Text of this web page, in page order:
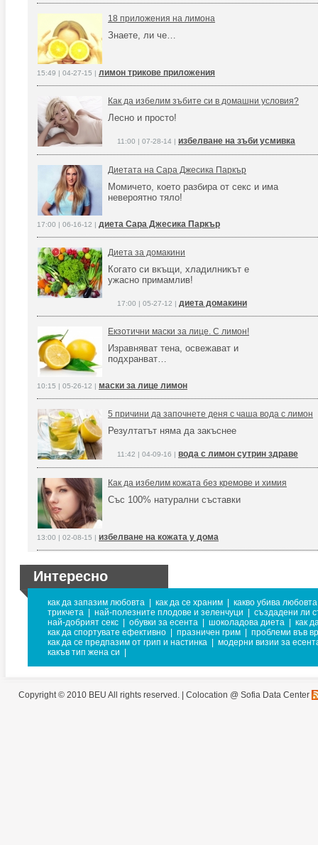
18 приложения на лимона
Знаете, ли че…
15:49 | 04-27-15 | лимон трикове приложения
Как да избелим зъбите си в домашни условия?
Лесно и просто!
11:00 | 07-28-14 | избелване на зъби усмивка
Диетата на Сара Джесика Паркър
Момичето, което разбира от секс и има
невероятно тяло!
17:00 | 06-16-12 | диета Сара Джесика Паркър
Диета за домакини
Когато си вкъщи, хладилникът е
ужасно примамлив!
17:00 | 05-27-12 | диета домакини
Екзотични маски за лице. С лимон!
Изравняват тена, освежават и
подхранват…
10:15 | 05-26-12 | маски за лице лимон
5 причини да започнете деня с чаша вода с лимон
Резултатът няма да закъснее
11:42 | 04-09-16 | вода с лимон сутрин здраве
Как да избелим кожата без кремове и химия
Със 100% натурални съставки
13:00 | 02-08-15 | избелване на кожата у дома
Интересно
как да запазим любовта как да се храним
какво убива любовта
трикчета
най-полезните плодове и зеленчуци
създадени ли
най-добрият секс
обувки за есента шоколадова диета
как
как да спортувате ефективно
празничен грим
проблеми във
как да се предпазим от грип и настинка
модерни визии за
какъв тип жена си
Copyright © 2010 BEU All rights reserved. | Colocation @ Sofia Data Center